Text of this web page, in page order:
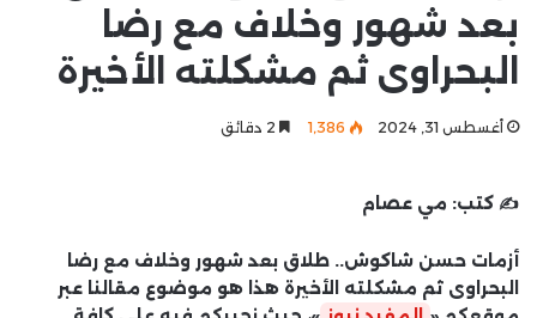
بعد شهور وخلاف مع رضا
البحراوى ثم مشكلته الأخيرة
أغسطس 31, 2024 1٬386
✍️ كتب: مي عصام
أزمات حسن شاكوش.. طلاق بعد شهور وخلاف مع رضا
البحراوى ثم مشكلته الأخيرة هذا هو موضوع مقالنا عبر